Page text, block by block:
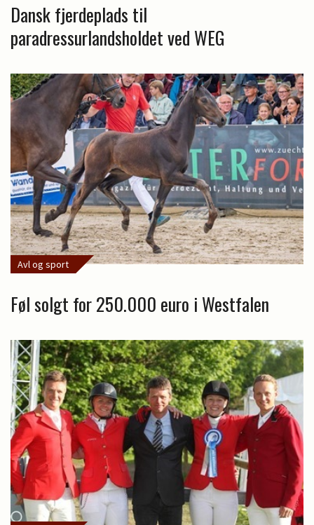
Dansk fjerdeplads til
paradressurlandsholdet ved WEG
Avl og sport
Føl solgt for 250.000 euro i Westfalen